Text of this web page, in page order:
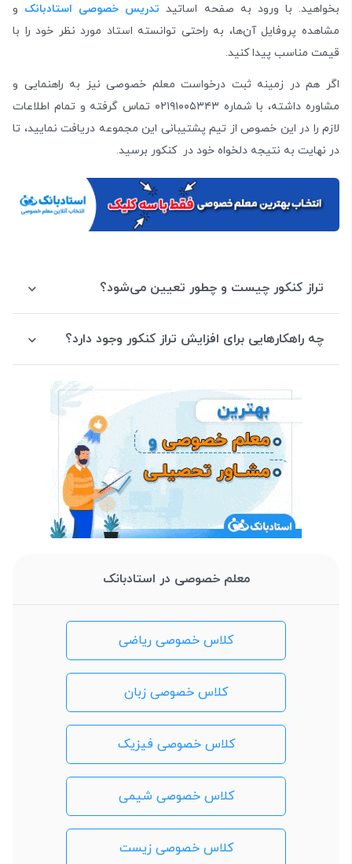
بخواهید. با ورود به صفحه اساتید تدریس خصوصی استادبانک و
مشاهده پروفایل آن‌ها، به راحتی توانسته استاد مورد نظر خود را با
قیمت مناسب پیدا کنید.
اگر هم در زمینه ثبت درخواست معلم خصوصی نیز به راهنمایی و
مشاوره داشته، با شماره ۰۲۱۹۱۰۰۵۳۴۳ تماس گرفته و تمام اطلاعات
لازم را در این خصوص از تیم پشتیبانی این مجموعه دریافت نمایید، تا
در نهایت به نتیجه دلخواه خود در کنکور برسید.
تراز کنکور چیست و چطور تعیین می‌شود؟
چه راهکارهایی برای افزایش تراز کنکور وجود دارد؟
معلم خصوصی در استادبانک
کلاس خصوصی ریاضی
کلاس خصوصی زبان
کلاس خصوصی فیزیک
کلاس خصوصی شیمی
کلاس خصوصی زیست